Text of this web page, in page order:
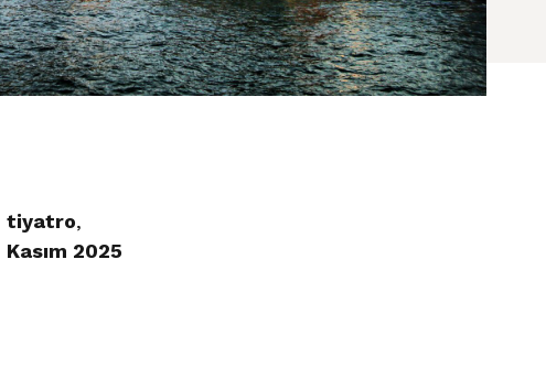
tiyatro,
Kasım 2025